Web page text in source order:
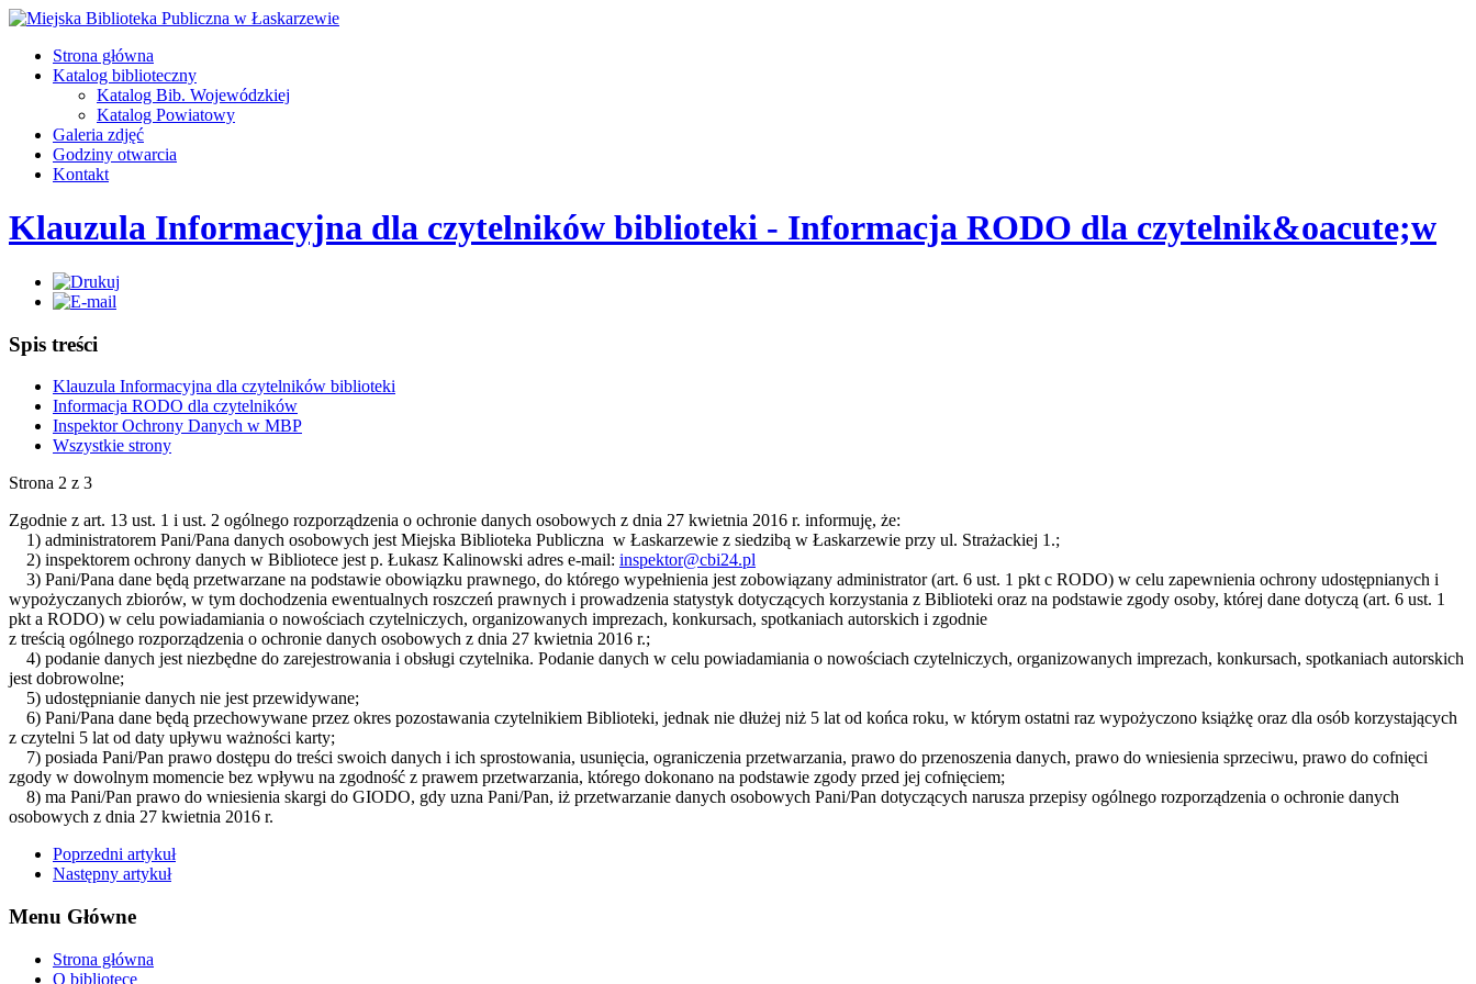
Strona główna
Katalog biblioteczny
Katalog Bib. Wojewódzkiej
Katalog Powiatowy
Galeria zdjęć
Godziny otwarcia
Kontakt
Klauzula Informacyjna dla czytelników biblioteki - Informacja RODO dla czytelnik&oacute;w
Spis treści
Klauzula Informacyjna dla czytelników biblioteki
Informacja RODO dla czytelników
Inspektor Ochrony Danych w MBP
Wszystkie strony
Strona 2 z 3
Zgodnie z art. 13 ust. 1 i ust. 2 ogólnego rozporządzenia o ochronie danych osobowych z dnia 27 kwietnia 2016 r. informuję, że:
1) administratorem Pani/Pana danych osobowych jest Miejska Biblioteka Publiczna w Łaskarzewie z siedzibą w Łaskarzewie przy ul. Strażackiej 1.;
2) inspektorem ochrony danych w Bibliotece jest p. Łukasz Kalinowski adres e-mail: inspektor@cbi24.pl
3) Pani/Pana dane będą przetwarzane na podstawie obowiązku prawnego, do którego wypełnienia jest zobowiązany administrator (art. 6 ust. 1 pkt c RODO) w celu zapewnienia ochrony udostępnianych i
wypożyczanych zbiorów, w tym dochodzenia ewentualnych roszczeń prawnych i prowadzenia statystyk dotyczących korzystania z Biblioteki oraz na podstawie zgody osoby, której dane dotyczą (art. 6 ust. 1
pkt a RODO) w celu powiadamiania o nowościach czytelniczych, organizowanych imprezach, konkursach, spotkaniach autorskich i zgodnie
z treścią ogólnego rozporządzenia o ochronie danych osobowych z dnia 27 kwietnia 2016 r.;
4) podanie danych jest niezbędne do zarejestrowania i obsługi czytelnika. Podanie danych w celu powiadamiania o nowościach czytelniczych, organizowanych imprezach, konkursach, spotkaniach autorskich
jest dobrowolne;
5) udostępnianie danych nie jest przewidywane;
6) Pani/Pana dane będą przechowywane przez okres pozostawania czytelnikiem Biblioteki, jednak nie dłużej niż 5 lat od końca roku, w którym ostatni raz wypożyczono książkę oraz dla osób korzystających
z czytelni 5 lat od daty upływu ważności karty;
7) posiada Pani/Pan prawo dostępu do treści swoich danych i ich sprostowania, usunięcia, ograniczenia przetwarzania, prawo do przenoszenia danych, prawo do wniesienia sprzeciwu, prawo do cofnięci
zgody w dowolnym momencie bez wpływu na zgodność z prawem przetwarzania, którego dokonano na podstawie zgody przed jej cofnięciem;
8) ma Pani/Pan prawo do wniesienia skargi do GIODO, gdy uzna Pani/Pan, iż przetwarzanie danych osobowych Pani/Pan dotyczących narusza przepisy ogólnego rozporządzenia o ochronie danych
osobowych z dnia 27 kwietnia 2016 r.
Poprzedni artykuł
Następny artykuł
Menu Główne
Strona główna
O bibliotece